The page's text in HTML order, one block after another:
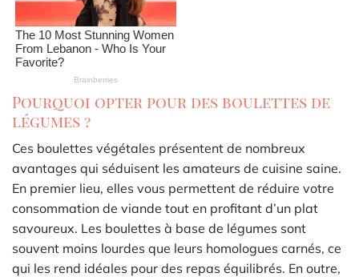
Pourquoi opter pour des boulettes de
légumes ?
Ces boulettes végétales présentent de nombreux
avantages qui séduisent les amateurs de cuisine saine.
En premier lieu, elles vous permettent de réduire votre
consommation de viande tout en profitant d’un plat
savoureux. Les boulettes à base de légumes sont
souvent moins lourdes que leurs homologues carnés, ce
qui les rend idéales pour des repas équilibrés. En outre,